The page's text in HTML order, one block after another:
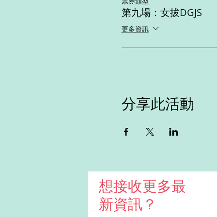
第九場：女拔DGJS
更多資訊
分享此活動
想接收更多最
新資訊？